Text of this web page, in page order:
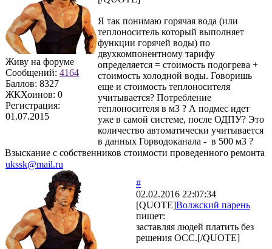
Живу на форуме
Сообщений: 4164
Баллов: 8327
ЖКХоинов: 0
Регистрация:
01.07.2015
Я так понимаю горячая вода (или
теплоноситель который выполняет
функции горячей воды) по
двухкомпонентному тарифу
определяется = стоимость подогрева +
стоимость холодной воды. Говоришь
еще и стоимость теплоносителя
учитывается? Потребление
теплоносителя в м3 ? А подмес идет
уже в самой системе, после ОДПУ? Это
количество автоматически учитывается
в данных Горводоканала - в 500 м3 ?
Взыскание с собственников стоимости проведенного ремонта
ukssk@mail.ru
#
02.02.2016 22:07:34
[QUOTE]Волжский парень
пишет:
заставляя людей платить без
решения ОСС.[/QUOTE]